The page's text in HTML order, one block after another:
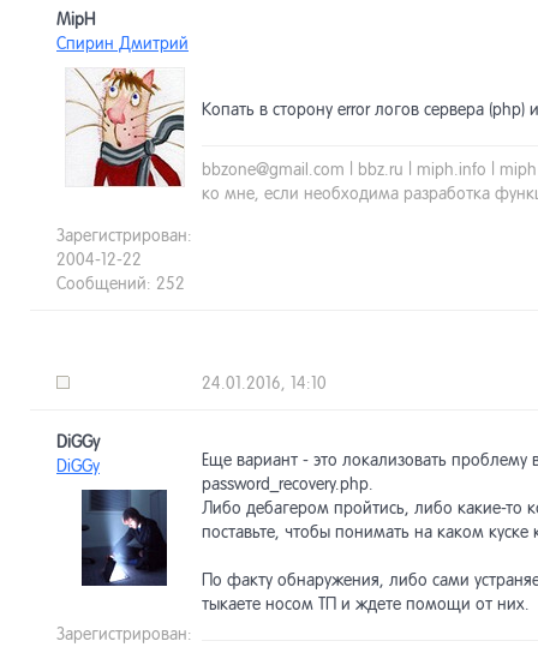
MipH
Спирин Дмитрий
Зарегистрирован:
2004-12-22
Сообщений: 252
Копать в сторону error логов сервера
bbzone@gmail.com | bbz.ru | miph.info |
ко мне, если необходима разработка
24.01.2016, 14:10
DiGGy
DiGGy
Зарегистрирован:
Еще вариант - это локализовать проблему
password_recovery.php.
Либо дебагером пройтись, либо какие-то
поставьте, чтобы понимать на каком куске
По факту обнаружения, либо сами
тыкаете носом ТП и ждете помощи от них.